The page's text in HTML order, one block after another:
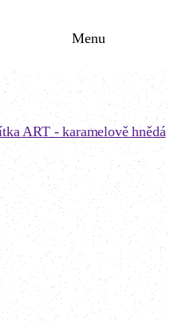
Menu
ART - karamelově hnědá